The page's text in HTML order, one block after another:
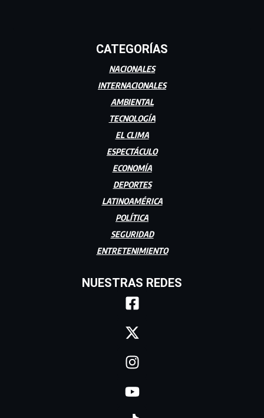
CATEGORÍAS
NACIONALES
INTERNACIONALES
AMBIENTAL
TECNOLOGÍA
EL CLIMA
ESPECTÁCULO
ECONOMÍA
DEPORTES
LATINOAMÉRICA
POLÍTICA
SEGURIDAD
ENTRETENIMIENTO
NUESTRAS REDES